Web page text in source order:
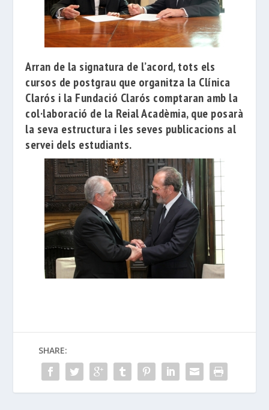
Arran de la signatura de l’acord, tots els
cursos de postgrau que organitza la Clínica
Clarós i la Fundació Clarós comptaran amb la
col·laboració de la ReialAcadèmia,que posarà
la seva estructura i les seves publicacions al
servei dels estudiants.
SHARE: